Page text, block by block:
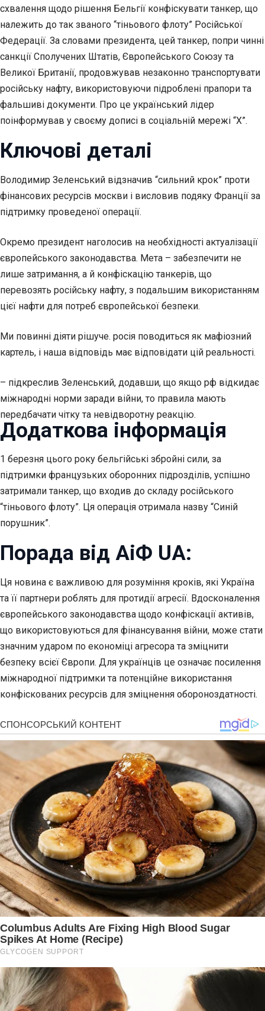
схвалення щодо рішення Бельгії конфіскувати танкер, що
належить до так званого “тіньового флоту” Російської
Федерації. За словами президента, цей танкер, попри чинні
санкції Сполучених Штатів, Європейського Союзу та
Великої Британії, продовжував незаконно транспортувати
російську нафту, використовуючи підроблені прапори та
фальшиві документи. Про це український лідер
поінформував у своєму дописі в соціальній мережі “X”.
Ключові деталі
Володимир Зеленський відзначив “сильний крок” проти
фінансових ресурсів москви і висловив подяку Франції за
підтримку проведеної операції.
Окремо президент наголосив на необхідності актуалізації
європейського законодавства. Мета – забезпечити не
лише затримання, а й конфіскацію танкерів, що
перевозять російську нафту, з подальшим використанням
цієї нафти для потреб європейської безпеки.
Ми повинні діяти рішуче. росія поводиться як мафіозний
картель, і наша відповідь має відповідати цій реальності.
– підкреслив Зеленський, додавши, що якщо рф відкидає
міжнародні норми заради війни, то правила мають
передбачати чітку та невідворотну реакцію.
Додаткова інформація
1 березня цього року бельгійські збройні сили, за
підтримки французьких оборонних підрозділів, успішно
затримали танкер, що входив до складу російського
“тіньового флоту”. Ця операція отримала назву “Синій
порушник”.
Порада від АіФ UA:
Ця новина є важливою для розуміння кроків, які Україна
та її партнери роблять для протидії агресії. Вдосконалення
європейського законодавства щодо конфіскації активів,
що використовуються для фінансування війни, може стати
значним ударом по економіці агресора та зміцнити
безпеку всієї Європи. Для українців це означає посилення
міжнародної підтримки та потенційне використання
конфіскованих ресурсів для зміцнення обороноздатності.